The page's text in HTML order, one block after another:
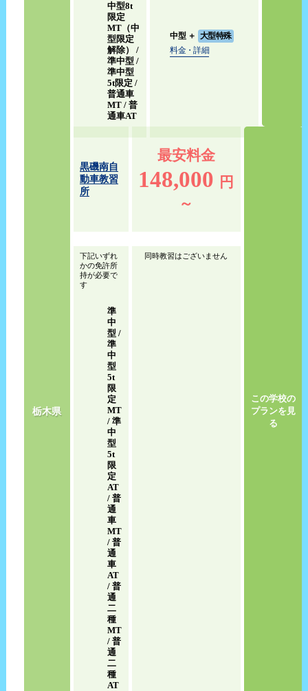
中型8t
限定
MT（中
型限定
解除） /
準中型 /
準中型
5t限定 /
普通車
MT / 普
通車AT
中型 ＋ 大型特殊
料金・詳細
栃木県
黒磯南自
動車教習
所
最安料金
148,000 円
～
下記いずれ
かの免許所
持が必要で
す
準
中
型 /
準
中
型
5t
限
定
MT
/ 準
中
型
5t
限
定
AT
/ 普
通
車
MT
/ 普
通
車
AT
/ 普
通
二
種
MT
/ 普
通
二
種
AT
同時教習はございません
この学校の
プランを見
る